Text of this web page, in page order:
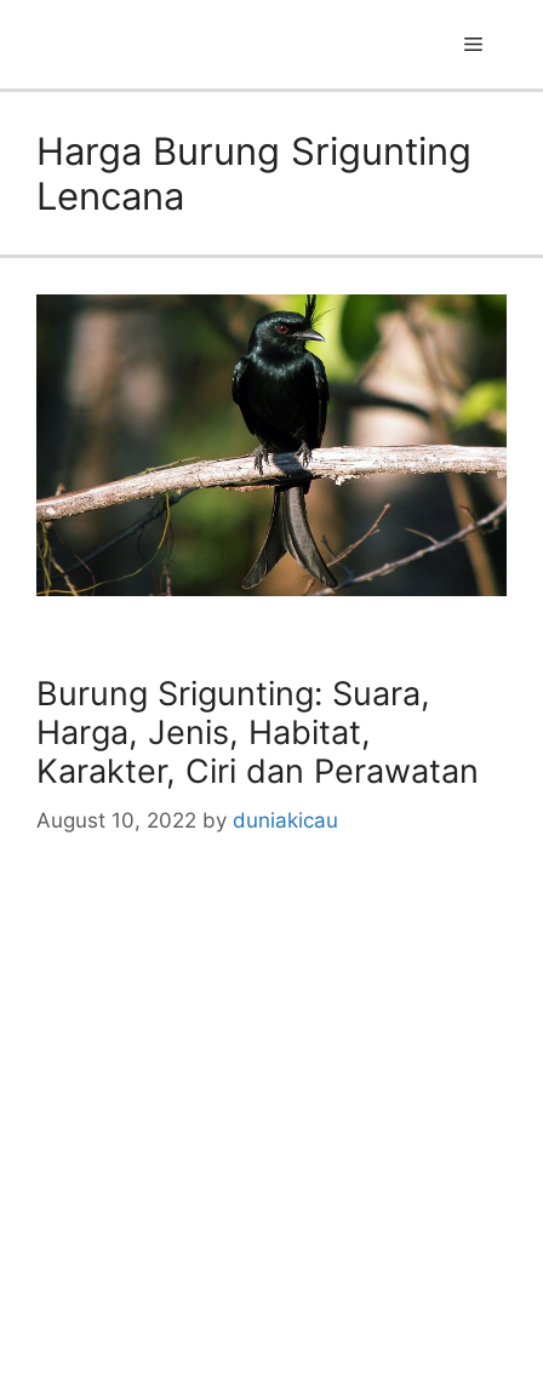
Menu
Harga Burung Srigunting
Lencana
Burung Srigunting: Suara,
Harga, Jenis, Habitat,
Karakter, Ciri dan Perawatan
August 10, 2022 by duniakicau